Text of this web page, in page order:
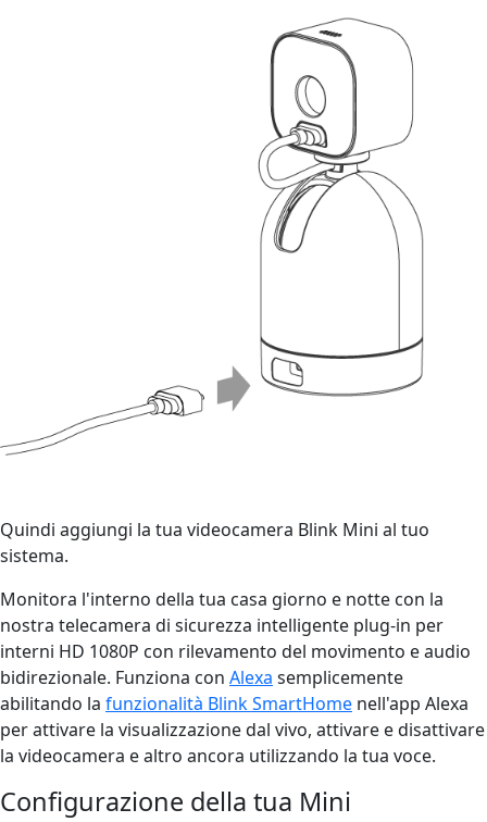
Quindi aggiungi la tua videocamera Blink Mini al tuo
sistema.
Monitora l'interno della tua casa giorno e notte con la
nostra telecamera di sicurezza intelligente plug-in per
interni HD 1080P con rilevamento del movimento e audio
bidirezionale. Funziona con Alexa semplicemente
abilitando la funzionalità Blink SmartHome nell'app Alexa
per attivare la visualizzazione dal vivo, attivare e disattivare
la videocamera e altro ancora utilizzando la tua voce.
Configurazione della tua Mini